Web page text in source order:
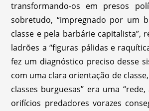
transformando-os em presos
sobretudo, “impregnado por um
classe e pela barbárie capitalista”,
ladrões a “figuras pálidas e
fez um diagnóstico preciso desse
com uma clara orientação de
classes burguesas” era uma
orifícios predadores vorazes